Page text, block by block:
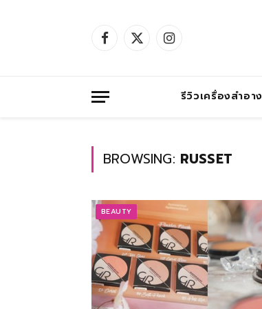
Facebook
X
Instagram
รีวิวเครื่องสำอาง
BROWSING: RUSSET
BEAUTY